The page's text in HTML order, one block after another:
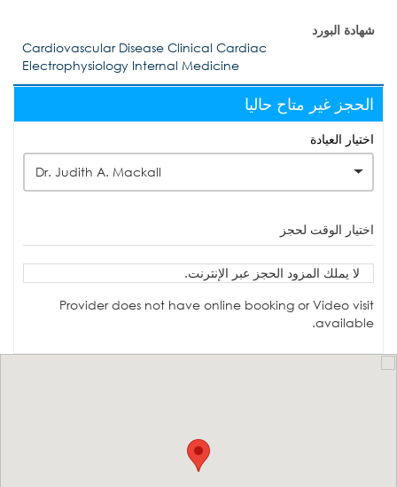
شهادة البورد
Cardiovascular Disease Clinical Cardiac
Electrophysiology Internal Medicine
الحجز غير متاح حاليا
اختيار العيادة
Dr. Judith A. Mackall
اختيار الوقت لحجز
لا يملك المزود الحجز عبر الإنترنت.
Provider does not have online booking or Video visit
available.